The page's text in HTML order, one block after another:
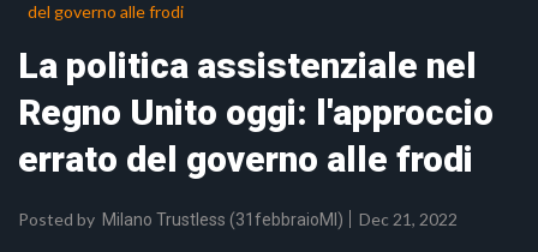
del governo alle frodi
La politica assistenziale nel
Regno Unito oggi: l'approccio
errato del governo alle frodi
Posted by Milano Trustless (31febbraioMI) Dec 21, 2022